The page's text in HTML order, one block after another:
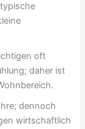
oft
daher ist
dennoch
wirtschaftlich